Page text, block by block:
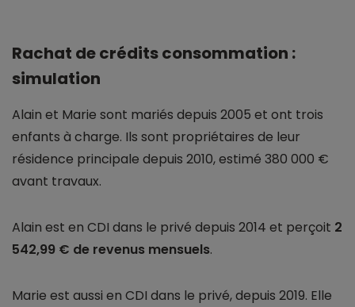
Rachat de crédits consommation :
simulation
Alain et Marie sont mariés depuis 2005 et ont trois
enfants à charge. Ils sont propriétaires de leur
résidence principale depuis 2010, estimé 380 000 €
avant travaux.
Alain est en CDI dans le privé depuis 2014 et perçoit 2
542,99 € de revenus mensuels.
Marie est aussi en CDI dans le privé, depuis 2019. Elle